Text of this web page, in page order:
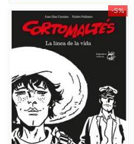
-5%